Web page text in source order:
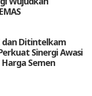
dan Ditintelkam
Sinergi Awasi
Semen